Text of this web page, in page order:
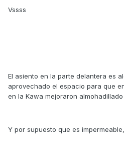
Vssss
El asiento en la parte delantera es
aprovechado el espacio para que
en la Kawa mejoraron
Y por supuesto que es